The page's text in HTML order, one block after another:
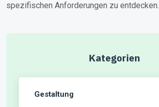
spezifischen Anforderungen zu entdecken.
Kategorien
Gestaltung